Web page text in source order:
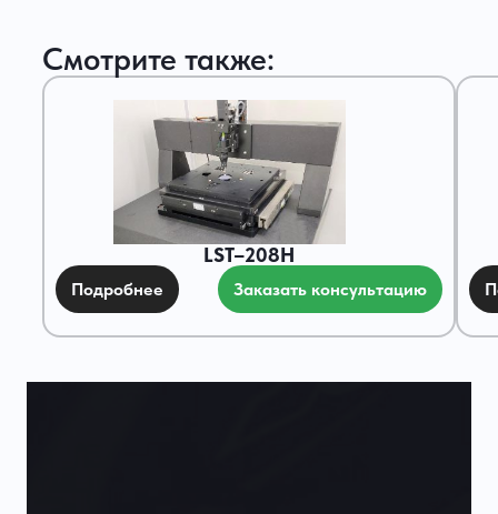
Смотрите также:
LST–208H
Подробнее Заказать консультацию